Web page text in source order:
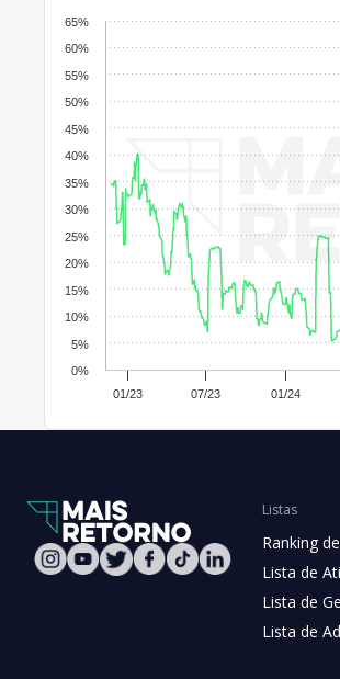
01/23 07/23 01/24
0%
5%
10%
15%
20%
25%
30%
35%
40%
45%
50%
55%
60%
65%
Listas
Ranking
Lista de
Lista de
Lista de